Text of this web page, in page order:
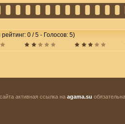
0 / 5 - Голосов: 5)
активная ссылка на agama.su